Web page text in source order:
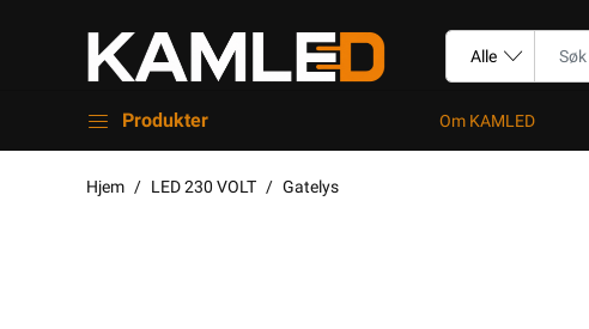
Produkter Om KAMLED
Hjem LED 230 VOLT Gatelys